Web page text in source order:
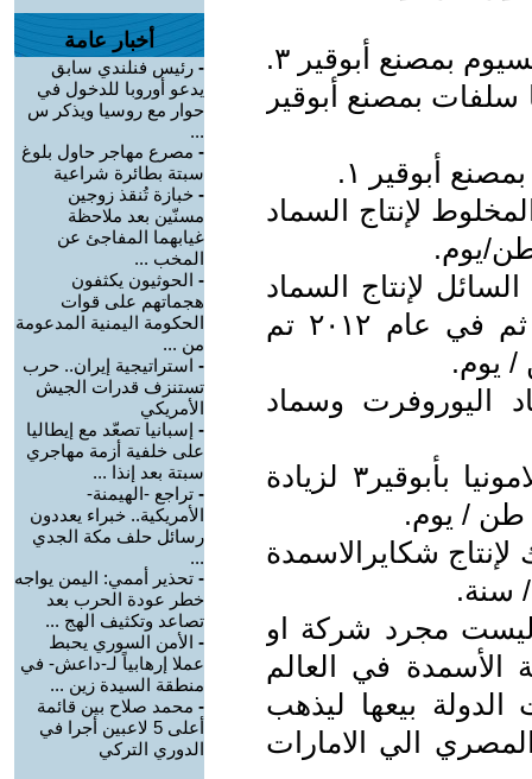
سلفات بمصنع أبوقير
المخلوط لإنتاج السماد
السائل لإنتاج السماد
السائل بطاقة إنتاجية ١٠٠٠طن/يوم ثم في عام ٢٠١٢ تم
اليوروفرت وسماد
- عام ٢٠١٨ تم زيادة كفائة مصنع الامونيا بأبوقير٣ لزيادة
لإنتاج شكايرالاسمدة
مجرد شركة او
الأسمدة في العالم
بيعها ليذهب
الي الامارات
أخبار عامة
- رئيس فنلندي سابق
يدعو أوروبا للدخول في
حوار مع روسيا ويذكر س
...
- مصرع مهاجر حاول بلوغ
سبتة بطائرة شراعية
- خبازة تُنقذ زوجين
مسنّين بعد ملاحظة
غيابهما المفاجئ عن
المخب ...
- الحوثيون يكثفون
هجماتهم على قوات
الحكومة اليمنية المدعومة
من ...
- استراتيجية إيران.. حرب
تستنزف قدرات الجيش
الأمريكي
- إسبانيا تصعّد مع إيطاليا
على خلفية أزمة مهاجري
سبتة بعد إنذا ...
- تراجع -الهيمنة-
الأمريكية.. خبراء يعددون
رسائل حلف مكة الجدي
...
- تحذير أممي: اليمن يواجه
خطر عودة الحرب بعد
تصاعد وتكثيف الهج ...
- الأمن السوري يحبط
عملا إرهابياً لـ-داعش- في
منطقة السيدة زين ...
- محمد صلاح بين قائمة
أعلى 5 لاعبين أجرا في
الدوري التركي